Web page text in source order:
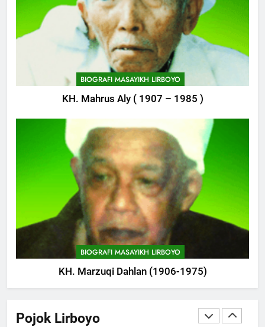
BIOGRAFI MASAYIKH LIRBOYO
KH. Mahrus Aly ( 1907 – 1985 )
BIOGRAFI MASAYIKH LIRBOYO
KH. Marzuqi Dahlan (1906-1975)
Pojok Lirboyo
POJOK LIRBOYO
Delegasi MQK Kota Kediri
Menuju Probolinggo
POJOK LIRBOYO
749
Haflah Akhirussanah, Lirboyo
Gelar Pameran
POJOK LIRBOYO
Silaturahi dan Istighosah
Bersama Kapolda Jawa Timur
POJOK LIRBOYO
Haul ke-15 KH. Imam Yahya
Mahrus Digelar di PP Al